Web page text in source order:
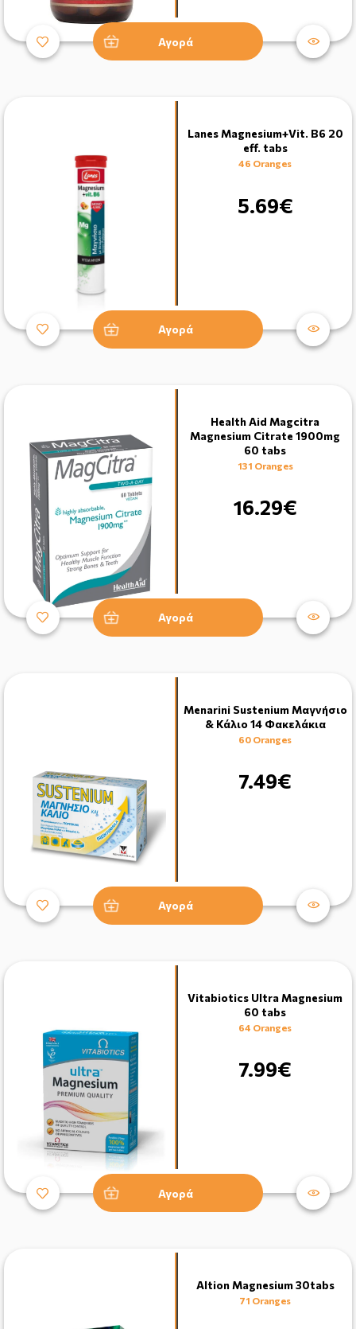
Αγορά
Lanes Magnesium+Vit. B6 20
eff. tabs
46 Oranges
5.69€
Αγορά
Health Aid Magcitra
Magnesium Citrate 1900mg
60 tabs
131 Oranges
16.29€
Αγορά
Menarini Sustenium Μαγνήσιο
& Κάλιο 14 Φακελάκια
60 Oranges
7.49€
Αγορά
Vitabiotics Ultra Magnesium
60 tabs
64 Oranges
7.99€
Αγορά
Altion Magnesium 30tabs
71 Oranges